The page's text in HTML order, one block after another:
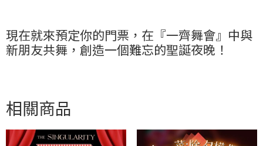
現在就來預定你的門票，在『一齊舞會』中與
新朋友共舞，創造一個難忘的聖誕夜晚！
相關商品